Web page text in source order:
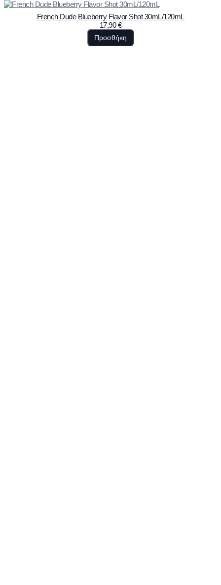
French Dude Blueberry Flavor Shot 30mL/120mL
17,90€
Προσθήκη